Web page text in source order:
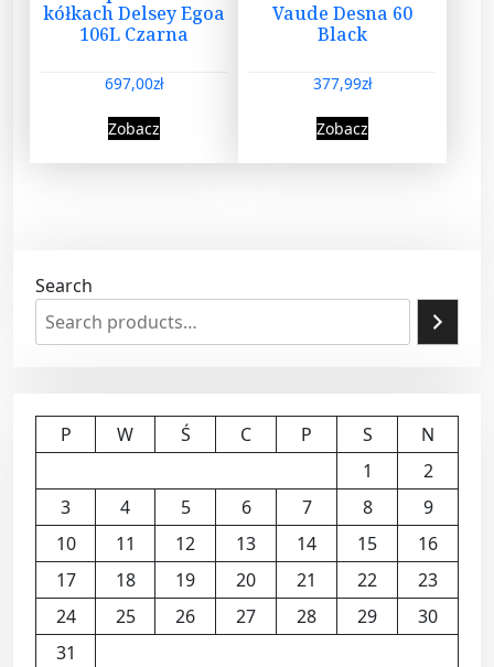
kółkach Delsey Egoa
106L Czarna
697,00zł
Zobacz
Vaude Desna 60
Black
377,99zł
Zobacz
Search
P W Ś C P S
N
1
2
3
4 5 6 7 8
9
10
11 12 13 14 15
16
17
18 19 20 21 22
23
24
25 26 27 28 29
30
31